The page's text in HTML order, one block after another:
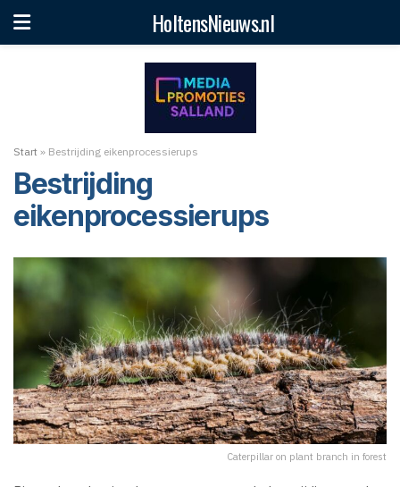
HoltensNieuws.nl
Start » Bestrijding eikenprocessierups
Bestrijding
eikenprocessierups
Caterpillar on plant branch in forest